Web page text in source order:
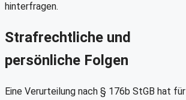
hinterfragen.
Strafrechtliche und
persönliche Folgen
Eine Verurteilung nach § 176b StGB hat für